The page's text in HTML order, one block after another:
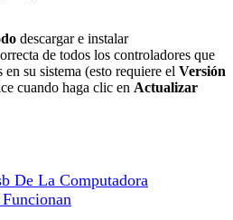
descargar e instalar
de todos los controladores que
su sistema (esto requiere el Versión
cuando haga clic en Actualizar
De La Computadora